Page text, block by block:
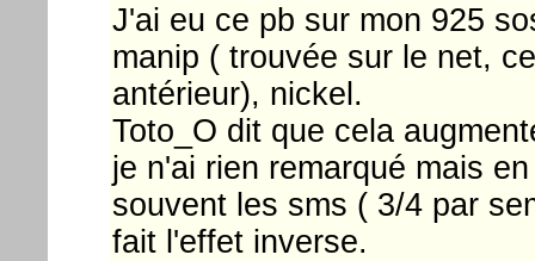
J'ai eu ce pb sur mon 925
manip ( trouvée sur le net,
antérieur), nickel.
Toto_O dit que cela
je n'ai rien remarqué mais
souvent les sms ( 3/4 par
fait l'effet inverse.